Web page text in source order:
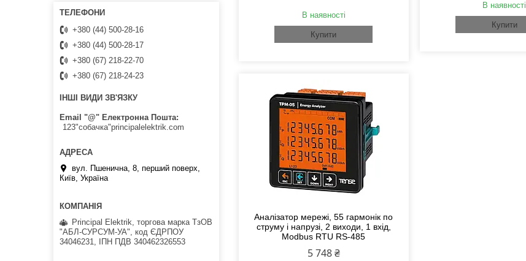
В наявності
Купити
В наявності
Купити
Аналізатор мережі, 55 гармонік по
струму і напрузі, 2 виходи, 1 вхід,
Modbus RTU RS-485
5 748 ₴
+380 (44) 500-28-16
+380 (44) 500-28-17
+380 (67) 218-22-70
+380 (67) 218-24-23
ІНШІ ВИДИ ЗВ'ЯЗКУ
Email "@" Електронна Пошта
123"собачка"principalelektrik.com
вул. Пшенична, 8, перший поверх,
Київ, Україна
Principal Elektrik, торгова марка ТзОВ
"АБЛ-СУРСУМ-УА", код ЄДРПОУ
34046231, ІПН ПДВ 340462326553